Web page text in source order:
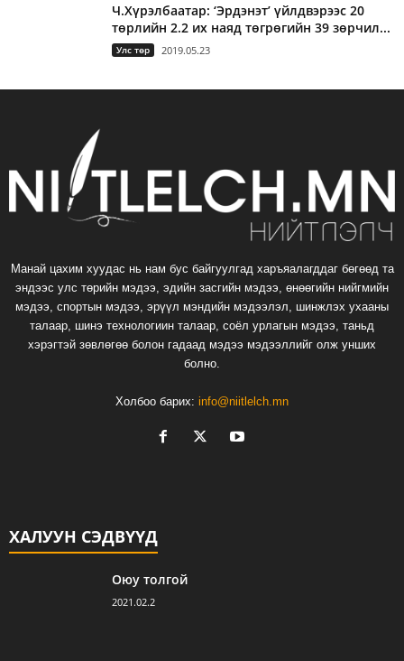
Ч.Хүрэлбаатар: ‘Эрдэнэт’ үйлдвэрээс 20
төрлийн 2.2 их наяд төгрөгийн 39 зөрчил...
Улс төр 2019.05.23
Манай цахим хуудас нь нам бус байгуулгад харъяалагддаг бөгөөд та
эндээс улс төрийн мэдээ, эдийн засгийн мэдээ, өнөөгийн нийгмийн
мэдээ, спортын мэдээ, эрүүл мэндийн мэдээлэл, шинжлэх ухааны
талаар, шинэ технологиин талаар, соёл урлагын мэдээ, таньд
хэрэгтэй зөвлөгөө болон гадаад мэдээ мэдээллийг олж унших
болно.
Холбоо барих: info@niitlelch.mn
ХАЛУУН СЭДВҮҮД
Оюу толгой
2021.02.2